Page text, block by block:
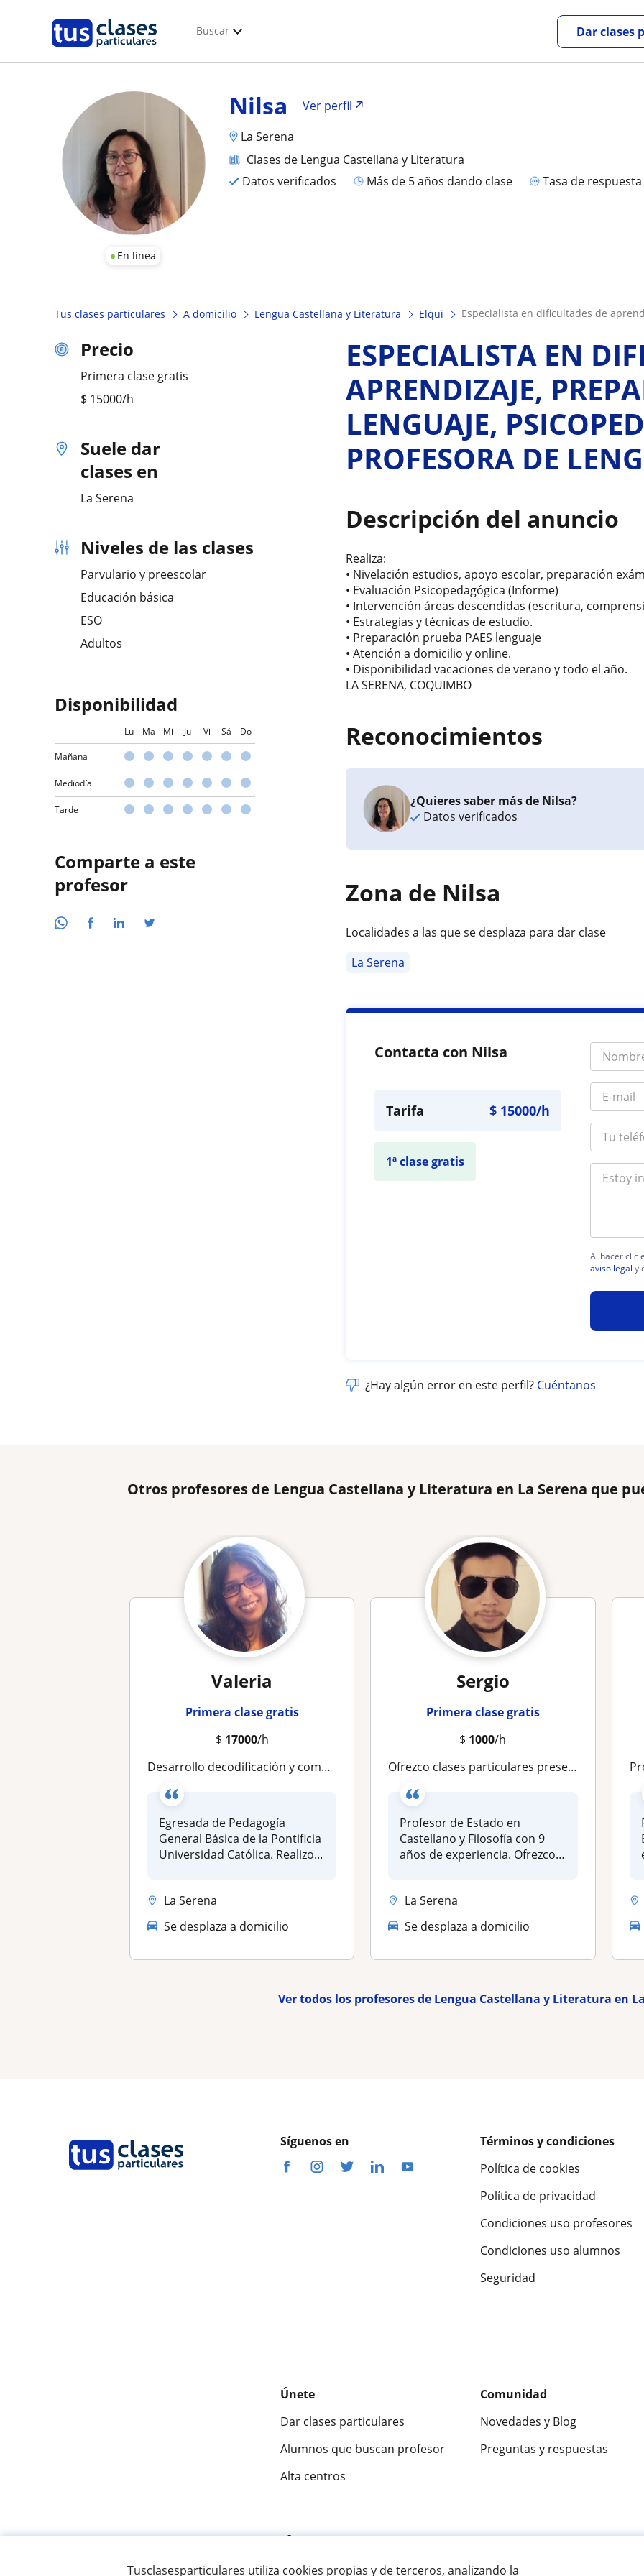
Tusclasesparticulares utiliza cookies propias y de terceros, analizando la
Buscar Dar clases
En línea
Nilsa
Ver perfil
La Serena
Clases de Lengua Castellana y Literatura
Datos verificados
más de 5 años dando clase Tasa de respuesta
Tus clases particulares A domicilio Lengua Castellana y Literatura Elqui especialista en dificultades de
Precio
Primera clase gratis
$ 15000/h
Suele dar
clases en
La Serena
Niveles de las clases
Parvulario y preescolar
Educación básica
ESO
Adultos
Disponibilidad
Lu Ma Mi Ju Vi Sá Do
Mañana
Mediodía
Tarde
Comparte a este
profesor
ESPECIALISTA EN
APRENDIZAJE,
LENGUAJE,
PROFESORA DE
Descripción del anuncio
Realiza:
• Nivelación estudios, apoyo escolar, preparación
• Evaluación Psicopedagógica (Informe)
• Intervención áreas descendidas (escritura,
• Estrategias y técnicas de estudio.
• Preparación prueba PAES lenguaje
• Atención a domicilio y online.
• Disponibilidad vacaciones de verano y todo el año.
LA SERENA, COQUIMBO
Reconocimientos
¿Quieres saber más de Nilsa?
Datos verificados
Zona de Nilsa
Localidades a las que se desplaza para dar clase
La Serena
Contacta con Nilsa
Tarifa $ 15000/h
1ª clase gratis
Al hacer clic
aviso legal y
¿Hay algún error en este perfil? Cuéntanos
Otros profesores de Lengua Castellana y Literatura en La Serena que
Valeria
Primera clase gratis
$ 17000/h
Desarrollo decodificación y comprensión lectora
Egresada de Pedagogía
General Básica de la Pontificia
Universidad Católica. Realizo...
La Serena
Se desplaza a domicilio
Sergio
Primera clase gratis
$ 1000/h
Ofrezco clases particulares presenciales en La Serena
Profesor de Estado en
Castellano y Filosofía con 9
años de experiencia. Ofrezco
La Serena
Se desplaza a domicilio
Ver todos los profesores de Lengua Castellana y Literatura en
Síguenos en
Términos y condiciones
Política de cookies
Política de privacidad
Condiciones uso profesores
Condiciones uso alumnos
Seguridad
Únete
Dar clases particulares
Alumnos que buscan profesor
Alta centros
Comunidad
Novedades y Blog
Preguntas y respuestas
Fantástica 9,5/10 ★★★★★